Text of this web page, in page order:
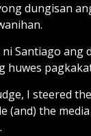
dungisan
Santiago ang
huwes
I steered
the media